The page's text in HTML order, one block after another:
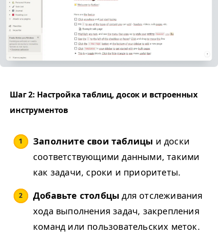
Шаг 2: Настройка таблиц, досок и встроенных
инструментов
Заполните свои таблицы и доски
соответствующими данными, такими
как задачи, сроки и приоритеты.
Добавьте столбцыдля отслеживания
хода выполнения задач, закрепления
команд или пользовательских меток.